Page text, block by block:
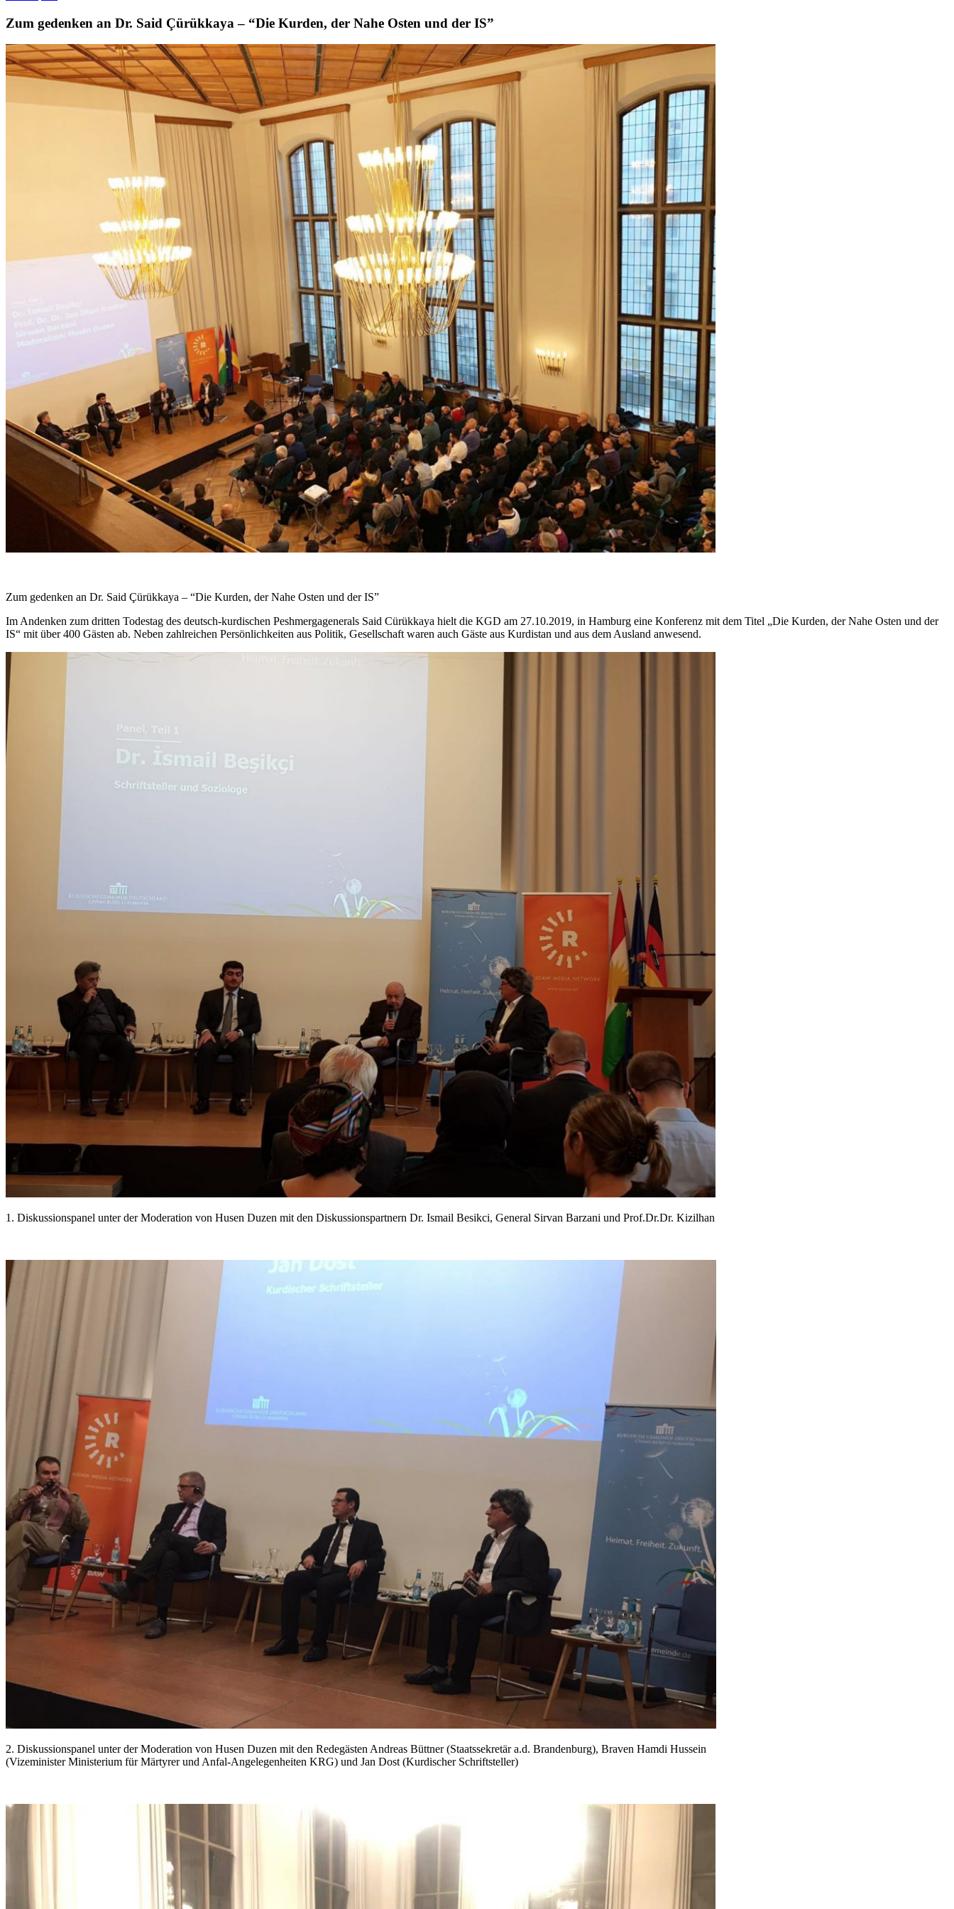
Zum gedenken an Dr. Said Çürükkaya – “Die Kurden, der Nahe Osten und der IS”
Zum gedenken an Dr. Said Çürükkaya – “Die Kurden, der Nahe Osten und der IS”
Im Andenken zum dritten Todestag des deutsch-kurdischen Peshmergagenerals Said Cürükkaya hielt die KGD am 27.10.2019, in Hamburg eine Konferenz mit dem Titel „Die Kurden, der Nahe Osten und der
IS“ mit über 400 Gästen ab. Neben zahlreichen Persönlichkeiten aus Politik, Gesellschaft waren auch Gäste aus Kurdistan und aus dem Ausland anwesend.
1. Diskussionspanel unter der Moderation von Husen Duzen mit den Diskussionspartnern Dr. Ismail Besikci, General Sirvan Barzani und Prof.Dr.Dr. Kizilhan
2. Diskussionspanel unter der Moderation von Husen Duzen mit den Redegästen Andreas Büttner (Staatssekretär a.d. Brandenburg), Braven Hamdi Hussein
(Vizeminister Ministerium für Märtyrer und Anfal-Angelegenheiten KRG) und Jan Dost (Kurdischer Schriftsteller)